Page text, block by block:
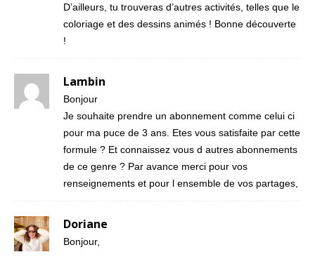
D’ailleurs, tu trouveras d’autres activités, telles que le
coloriage et des dessins animés ! Bonne découverte
!
Lambin
Bonjour
Je souhaite prendre un abonnement comme celui ci
pour ma puce de 3 ans. Etes vous satisfaite par cette
formule ? Et connaissez vous d autres abonnements
de ce genre ? Par avance merci pour vos
renseignements et pour l ensemble de vos partages,
Doriane
Bonjour,